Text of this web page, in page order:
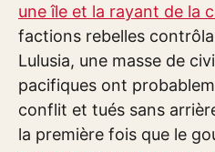
une île et la rayant de la
factions rebelles
Lulusia, une masse de
pacifiques ont
conflit et tués sans
la première fois que le